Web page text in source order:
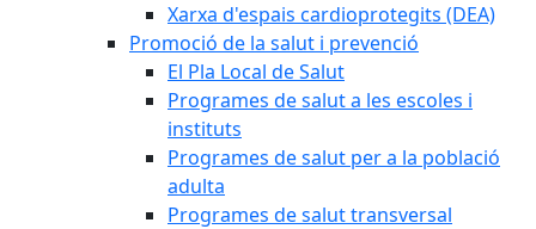
Xarxa d'espais cardioprotegits (DEA)
Promoció de la salut i prevenció
El Pla Local de Salut
Programes de salut a les escoles i
instituts
Programes de salut per a la població
adulta
Programes de salut transversal